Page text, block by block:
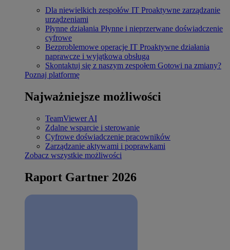
Dla niewielkich zespołów IT Proaktywne zarządzanie
urządzeniami
Płynne działania Płynne i nieprzerwane doświadczenie
cyfrowe
Bezproblemowe operacje IT Proaktywne działania
naprawcze i wyjątkowa obsługa
Skontaktuj się z naszym zespołem Gotowi na zmiany?
Poznaj platformę
Najważniejsze możliwości
TeamViewer AI
Zdalne wsparcie i sterowanie
Cyfrowe doświadczenie pracowników
Zarządzanie aktywami i poprawkami
Zobacz wszystkie możliwości
Raport Gartner 2026